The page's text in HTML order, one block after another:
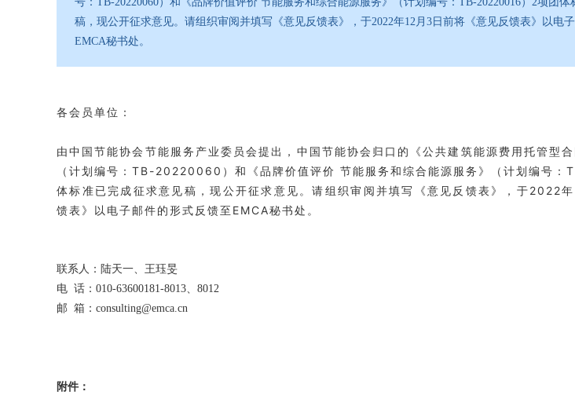
稿，现公开征求意见。请组织审阅并填写《意见反馈表》，于2022年12月3日前将《意见反馈表》以电
EMCA秘书处。
各会员单位：
由中国节能协会节能服务产业委员会提出，中国节能协会归口的《公共建筑能源费用托管型合
（计划编号：TB-20220060）和《品牌价值评价 节能服务和综合能源服务》（计划编号
体标准已完成征求意见稿，现公开征求意见。请组织审阅并填写《意见反馈表》，于2022
馈表》以电子邮件的形式反馈至EMCA秘书处。
联系人：陆天一、王珏旻
电 话：010-63600181-8013、8012
邮 箱：consulting@emca.cn
附件：